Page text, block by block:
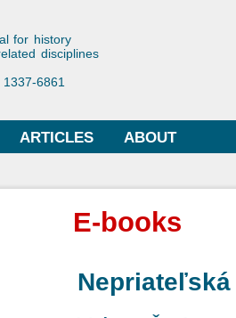
Historiae
for history
disciplines
1337-6861
ARTICLES ABOUT
E-books